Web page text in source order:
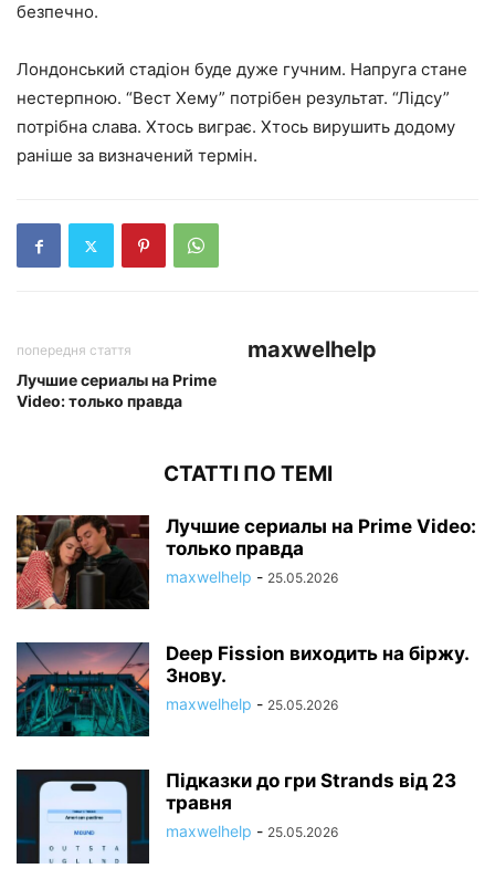
безпечно.
Лондонський стадіон буде дуже гучним. Напруга стане
нестерпною. “Вест Хему” потрібен результат. “Лідсу”
потрібна слава. Хтось виграє. Хтось вирушить додому
раніше за визначений термін.
попередня стаття
Лучшие сериалы на Prime
Video: только правда
maxwelhelp
СТАТТІ ПО ТЕМІ
Лучшие сериалы на Prime Video:
только правда
maxwelhelp - 25.05.2026
Deep Fission виходить на біржу.
Знову.
maxwelhelp - 25.05.2026
Підказки до гри Strands від 23
травня
maxwelhelp - 25.05.2026